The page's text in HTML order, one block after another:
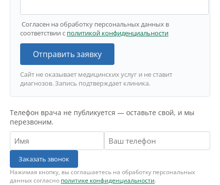
Согласен на обработку персональных данных в
соответствии с политикой конфиденциальности
Отправить заявку
Сайт не оказывает медицинских услуг и не ставит
диагнозов. Запись подтверждает клиника.
Телефон врача не публикуется — оставьте свой, и мы
перезвоним.
Заказать звонок
Нажимая кнопку, вы соглашаетесь на обработку персональных
данных согласно политике конфиденциальности.